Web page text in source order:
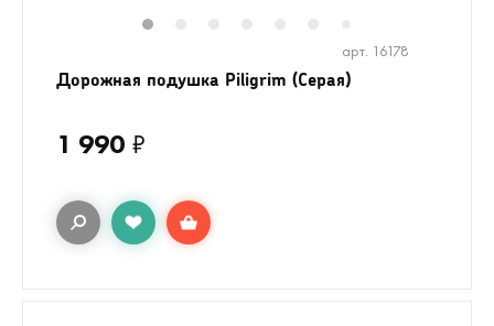
арт. 16178
Дорожная подушка Piligrim (Серая)
1 990 ₽